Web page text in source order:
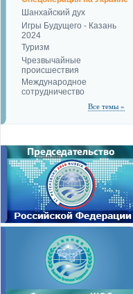
Шанхайский дух
Игры Будущего - Казань
2024
Туризм
Чрезвычайные
происшествия
Международное
сотрудничество
Все темы »